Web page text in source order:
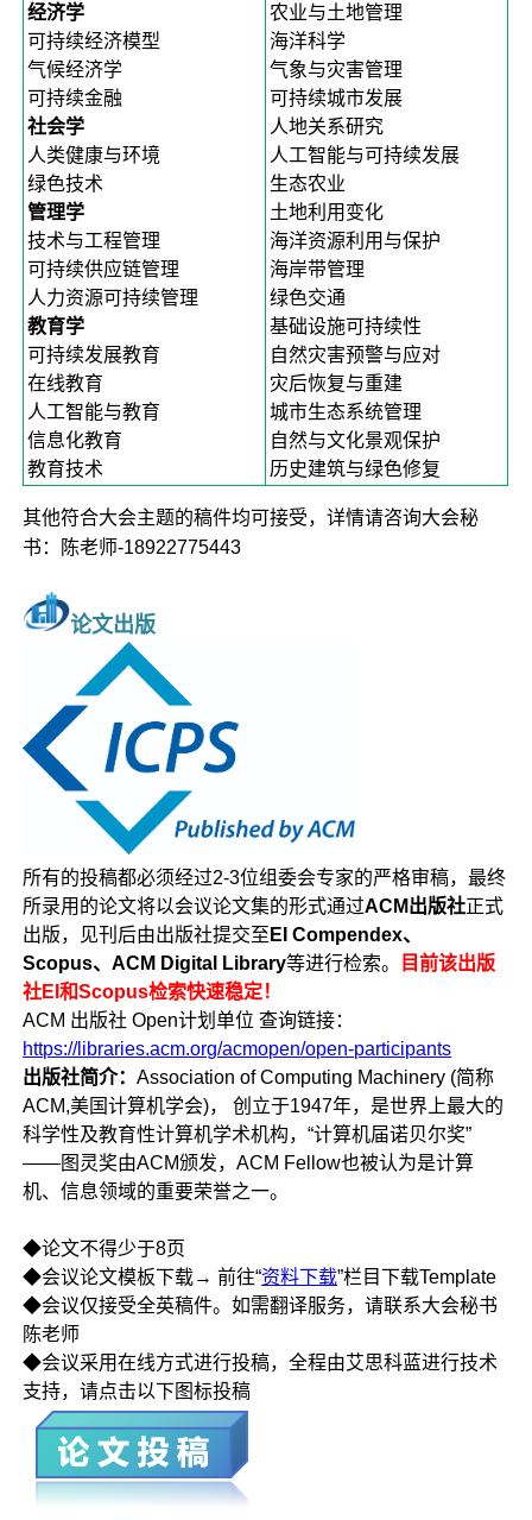
经济学
可持续经济模型
气候经济学
可持续金融
社会学
人类健康与环境
绿色技术
管理学
技术与工程管理
可持续供应链管理
人力资源可持续管理
教育学
可持续发展教育
在线教育
人工智能与教育
信息化教育
教育技术
农业与土地管理
海洋科学
气象与灾害管理
可持续城市发展
人地关系研究
人工智能与可持续发展
生态农业
土地利用变化
海洋资源利用与保护
海岸带管理
绿色交通
基础设施可持续性
自然灾害预警与应对
灾后恢复与重建
城市生态系统管理
自然与文化景观保护
历史建筑与绿色修复
其他符合大会主题的稿件均可接受，详情请咨询大会秘
书：陈老师-18922775443
论文出版
所有的投稿都必须经过2-3位组委会专家的严格审稿，最终
所录用的论文将以会议论文集的形式通过ACM出版社正式
出版，见刊后由出版社提交至 EI Compendex、
Scopus、ACM Digital Library等进行检索。
目前该出版
社EI和Scopus检索快速稳定！
ACM 出版社 Open计划单位 查询链接：
https://libraries.acm.org/acmopen/open-participants
出版社简介：Association of Computing Machinery (简称
ACM,美国计算机学会)， 创立于1947年，是世界上最大的
科学性及教育性计算机学术机构，“计算机届诺贝尔奖”
——图灵奖由ACM颁发，ACM Fellow也被认为是计算
机、信息领域的重要荣誉之一。
◆论文不得少于8页
◆会议论文模板下载→ 前往“资料下载”栏目下载Template
◆会议仅接受全英稿件。如需翻译服务，请联系大会秘书
陈老师
◆会议采用在线方式进行投稿，全程由艾思科蓝进行技术
支持，请点击以下图标投稿